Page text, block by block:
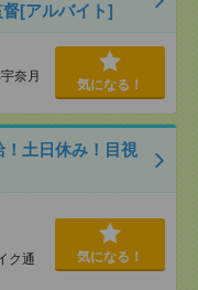
[アルバイト]
奈月
気になる！
土日休み！目視
ク通
気になる！